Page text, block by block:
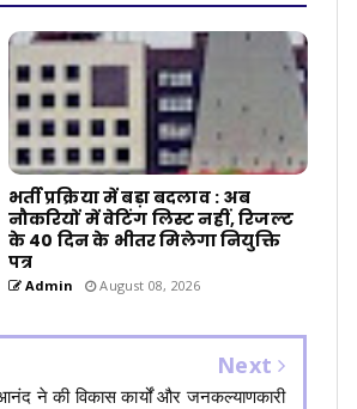
भर्ती प्रक्रिया में बड़ा बदलाव : अब
नौकरियों में वेटिंग लिस्ट नहीं, रिजल्ट
के 40 दिन के भीतर मिलेगा नियुक्ति
पत्र
Admin August 08, 2026
Next
ने की विकास कार्यों और जनकल्याणकारी